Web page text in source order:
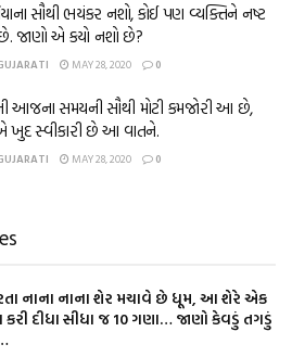
સૌથી ભયંકર નશો, કોઈ પણ વ્યક્તિને નષ્ટ
જાણો એ કયો નશો છે?
MAY 28, 2020 0
આજના સમયની સૌથી મોટી કમજોરી આ છે,
ખુદ સ્વીકારી છે આ વાતને.
MAY 28, 2020 0
નાના નાના શેર મચાવે છે ધૂમ, આ શેરે એક
કરી દીધા સીધા જ 10 ગણા… જાણો કેવડું તગડું